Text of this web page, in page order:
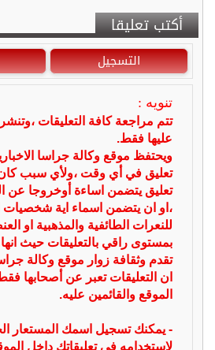
أكتب تعليقا
التسجيل
تنويه :
تتم مراجعة كافة التعليقات
عليها فقط.
ويحتفظ موقع وكالة جراسا
تعليق في أي وقت ،ولأي سبب
تعليق يتضمن اساءة أوخروجا عن
،او ان يتضمن اسماء اية شخصيات
للنعرات الطائفية والمذهبية او
بمستوى راقي بالتعليقات حيث
تقدم وثقافة زوار موقع وكالة
ان التعليقات تعبر عن أصحابها
الموقع والقائمين عليه.
- يمكنك تسجيل اسمك المستعار
لإستخدامه في تعليقاتك داخل